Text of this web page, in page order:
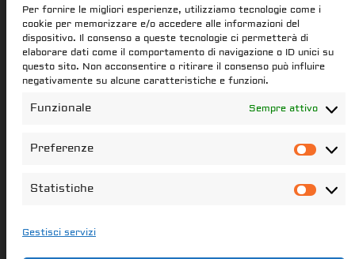
Per fornire le migliori esperienze, utilizziamo tecnologie come i
cookie per memorizzare e/o accedere alle informazioni del
dispositivo. Il consenso a queste tecnologie ci permetterà di
elaborare dati come il comportamento di navigazione o ID unici su
questo sito. Non acconsentire o ritirare il consenso può influire
negativamente su alcune caratteristiche e funzioni.
Funzionale Sempre attivo
Preferenze
Statistiche
Gestisci servizi
Star Citizen.it
star-citizen.it is a Star Citizen fan
website. Star Citizen and Squadron42
trademarks are the properties of the
content of this website that have not